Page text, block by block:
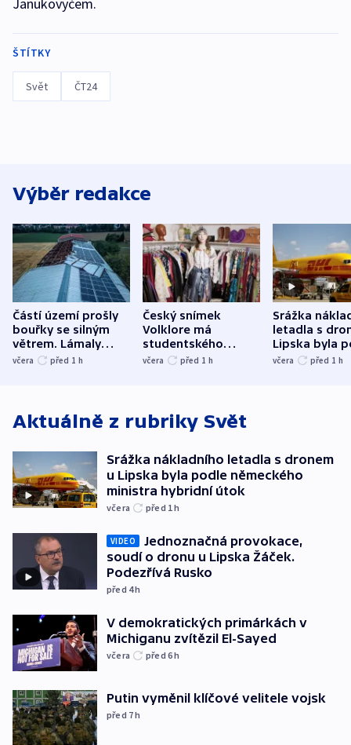
Janukovyčem.
ŠTÍTKY
Svět ČT24
Výběr redakce
Částí území prošly
bouřky se silným
větrem. Lámaly
stromy a poničily
včera před 1 h
Český snímek
Volklore má
studentského
Oscara, zabojuje o
včera před 1 h
Srážka
letadla s
Lipska byla
německého
včera před 1 h
Aktuálně z rubriky Svět
Srážka nákladního letadla s dronem
u Lipska byla podle německého
ministra hybridní útok
včera před 1h
VIDEO
Jednoznačná provokace,
soudí o dronu u Lipska Žáček.
Podezřívá Rusko
před 4h
V demokratických primárkách v
Michiganu zvítězil El-Sayed
včera před 6h
Putin vyměnil klíčové velitele vojsk
před 7h